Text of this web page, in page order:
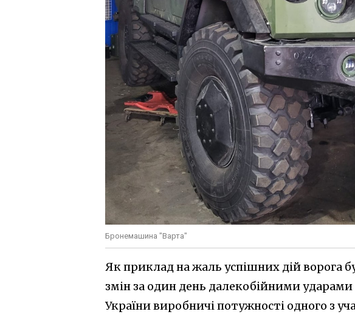
Бронемашина "Варта"
Як приклад на жаль успішних дій ворога
змін за один день далекобійними
України виробничі потужності одного з